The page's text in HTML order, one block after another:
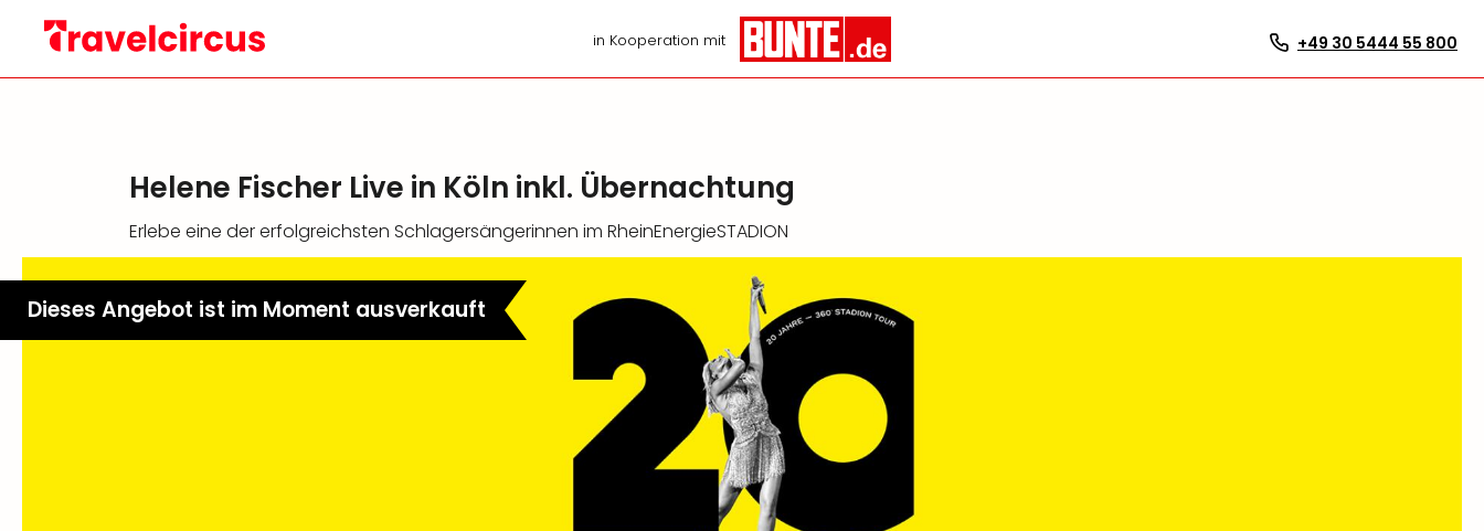
in Kooperation mit +49 30 5444 55 800
Helene Fischer Live in Köln inkl. Übernachtung
Erlebe eine der erfolgreichsten Schlagersängerinnen im RheinEnergieSTADION
Dieses Angebot ist im Moment ausverkauft